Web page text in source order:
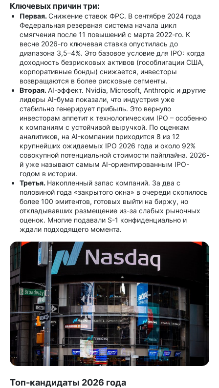
Ключевых причин три:
Первая.Снижение ставок ФРС. В сентябре 2024 года
Федеральная резервная система начала цикл
смягчения после 11 повышений с марта 2022-го. К
весне 2026-го ключевая ставка опустилась до
диапазона 3,5–4%. Это базовое условие для IPO: когда
доходность безрисковых активов (гособлигации США,
корпоративные бонды) снижается, инвесторы
возвращаются в более рисковые сегменты.
Вторая. AI-эффект. Nvidia, Microsoft, Anthropic и другие
лидеры AI-бума показали, что индустрия уже
стабильно генерирует прибыль. Это вернуло
инвесторам аппетит к технологическим IPO – особенно
к компаниям с устойчивой выручкой. По оценкам
аналитиков, на AI-компании приходится 8 из 12
крупнейших ожидаемых IPO 2026 года и около 92%
совокупной потенциальной стоимости пайплайна. 2026-
й уже называют самым AI-ориентированным IPO-
годом в истории.
Третья. Накопленный запас компаний. За два с
половиной года «закрытого окна» в очереди скопилось
более 100 эмитентов, готовых выйти на биржу, но
откладывавших размещение из-за слабых рыночных
оценок. Многие подавали S-1 конфиденциально и
ждали подходящего момента.
Топ-кандидаты 2026 года